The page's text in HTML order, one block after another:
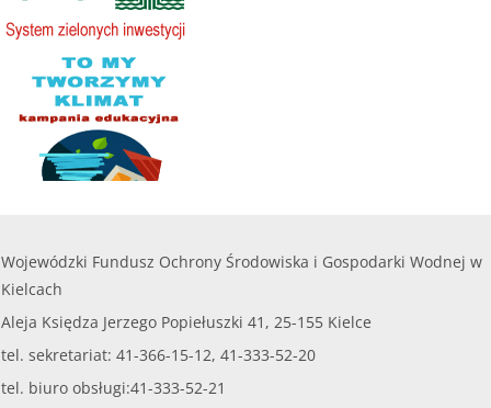
Wojewódzki Fundusz Ochrony Środowiska i Gospodarki Wodnej w
Kielcach
Aleja Księdza Jerzego Popiełuszki 41, 25-155 Kielce
tel. sekretariat: 41-366-15-12, 41-333-52-20
tel. biuro obsługi:41-333-52-21